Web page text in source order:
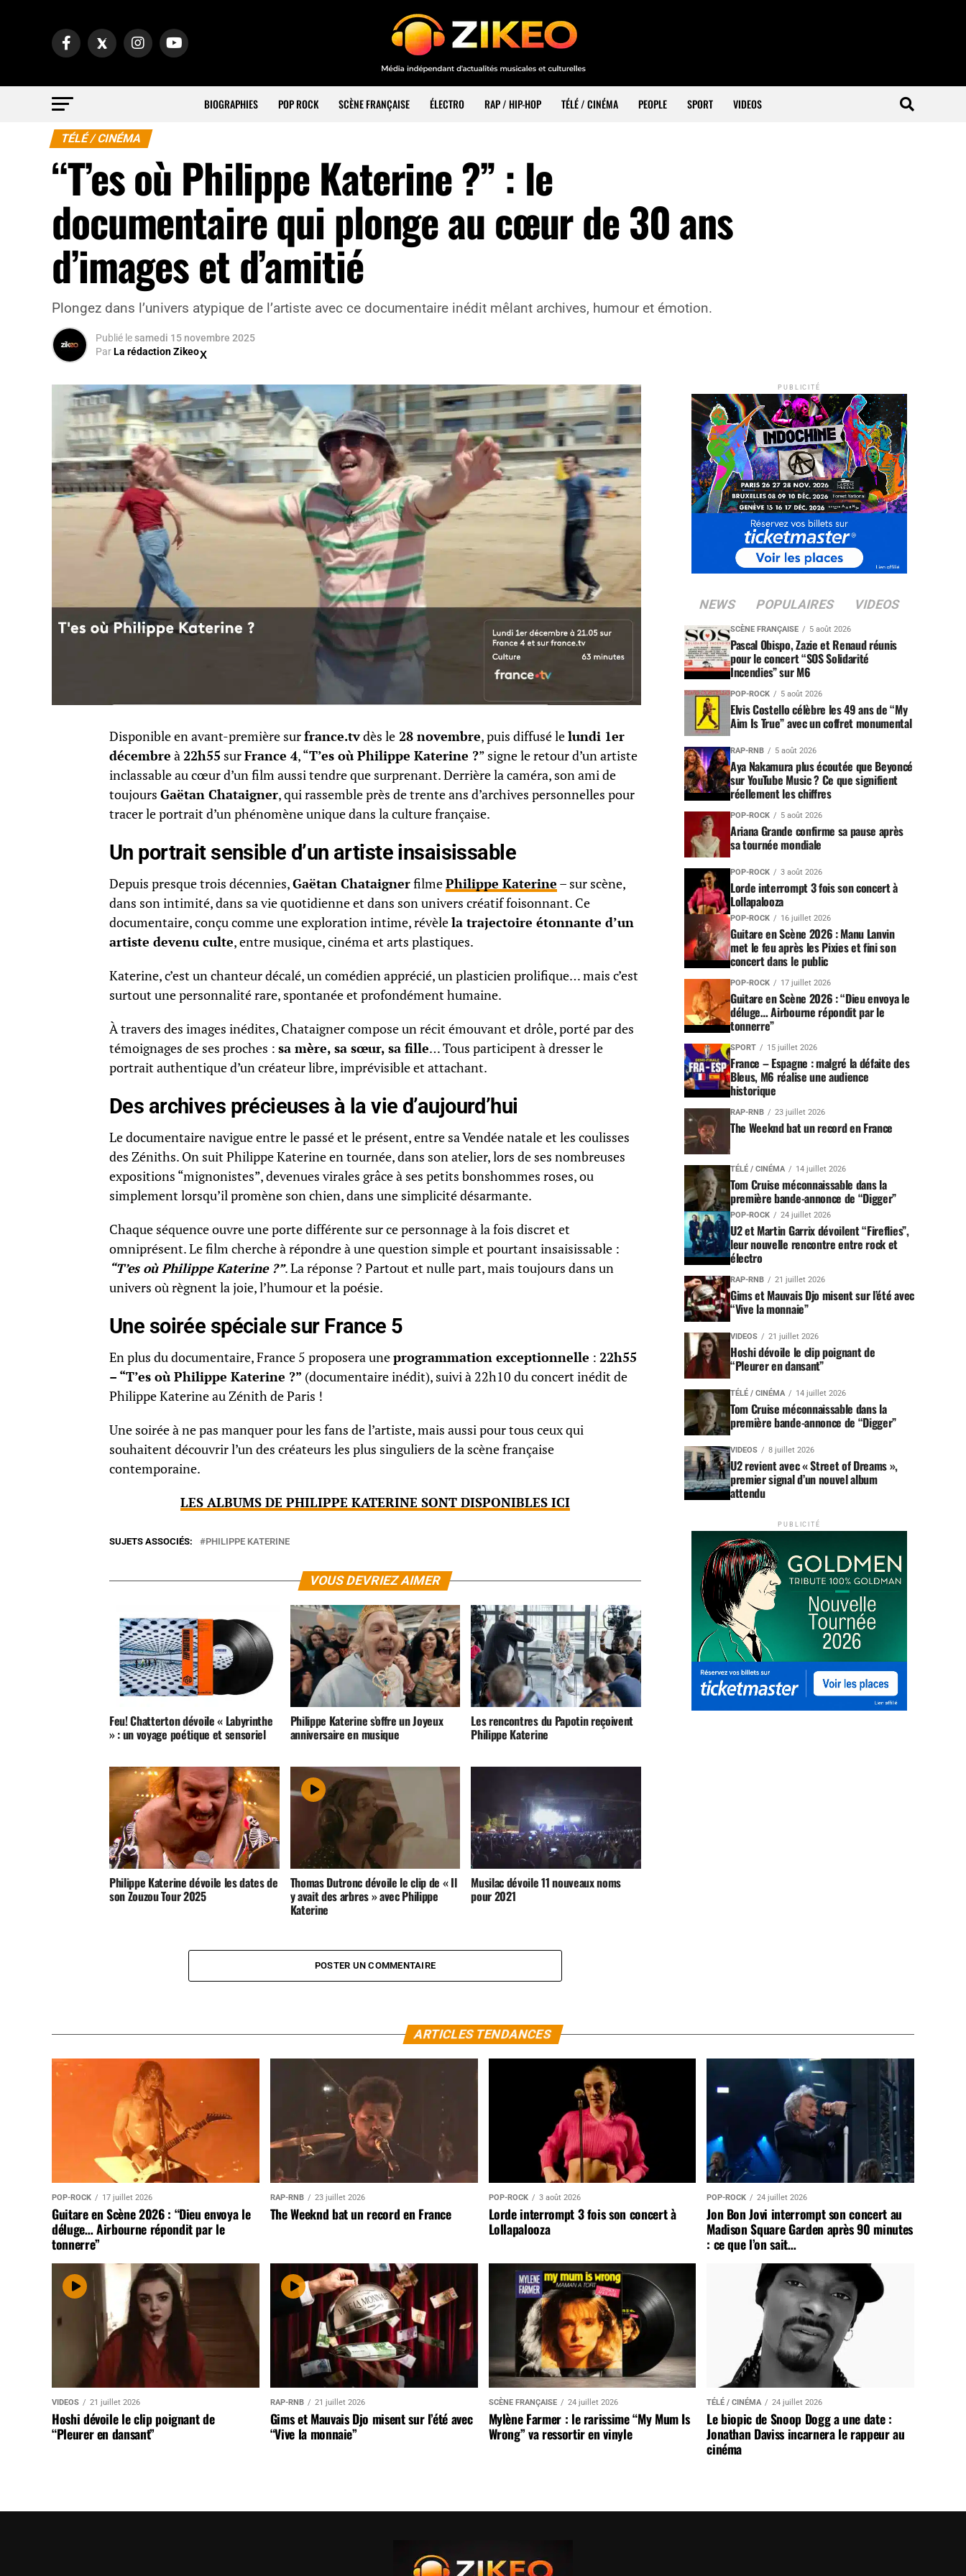
BIOGRAPHIES POP ROCK SCÈNE FRANÇAISE ÉLECTRO RAP / HIP-HOP TÉLÉ / CINÉMA PEOPLE SPORT VIDEOS
TÉLÉ / CINÉMA
“T’es où Philippe Katerine ?” : le
documentaire qui plonge au cœur de 30 ans
d’images et d’amitié
Plongez dans l’univers atypique de l’artiste avec ce documentaire inédit mêlant archives, humour et émotion.
Publié lesamedi 15 novembre 2025
ParLa rédaction Zikeo
Disponible en avant-première surfrance.tvdès le 28 novembre, puis diffusé lelundi 1er
décembre à22h55 surFrance 4, “T’es où Philippe Katerine ?” signe le retour d’un artiste
inclassable au cœur d’un film aussi tendre que surprenant. Derrière la caméra, son ami de
toujours Gaëtan Chataigner, qui rassemble près de trente ans d’archives personnelles pour
tracer le portrait d’un phénomène unique dans la culture française.
Un portrait sensible d’un artiste insaisissable
Depuis presque trois décennies,Gaëtan ChataignerfilmePhilippe Katerine – sur scène,
dans son intimité, dans sa vie quotidienne et dans son univers créatif foisonnant. Ce
documentaire, conçu comme une exploration intime, révèlela trajectoire étonnante d’un
artiste devenu culte, entre musique, cinéma et arts plastiques.
Katerine, c’est un chanteur décalé, un comédien apprécié, un plasticien prolifique… mais c’est
surtout une personnalité rare, spontanée et profondément humaine.
À travers des images inédites, Chataigner compose un récit émouvant et drôle, porté par des
témoignages de ses proches : sa mère, sa sœur, sa fille… Tous participent à dresser le
portrait authentique d’un créateur libre, imprévisible et attachant.
Des archives précieuses à la vie d’aujourd’hui
Le documentaire navigue entre le passé et le présent, entre sa Vendée natale et les coulisses
des Zéniths. On suit Philippe Katerine en tournée, dans son atelier, lors de ses nombreuses
expositions “mignonistes”, devenues virales grâce à ses petits bonshommes roses, ou
simplement lorsqu’il promène son chien, dans une simplicité désarmante.
Chaque séquence ouvre une porte différente sur ce personnage à la fois discret et
omniprésent. Le film cherche à répondre à une question simple et pourtant insaisissable :
“T’es où Philippe Katerine ?”. La réponse ? Partout et nulle part, mais toujours dans un
univers où règnent la joie, l’humour et la poésie.
Une soirée spéciale sur France 5
En plus du documentaire, France 5 proposera uneprogrammation exceptionnelle : 22h55
– “T’es où Philippe Katerine ?” (documentaire inédit), suivi à 22h10 du concert inédit de
Philippe Katerine au Zénith de Paris !
Une soirée à ne pas manquer pour les fans de l’artiste, mais aussi pour tous ceux qui
souhaitent découvrir l’un des créateurs les plus singuliers de la scène française
contemporaine.
LES ALBUMS DE PHILIPPE KATERINE SONT DISPONIBLES ICI
SUJETS ASSOCIÉS: PHILIPPE KATERINE
VOUS DEVRIEZ AIMER
Feu! Chatterton dévoile « Labyrinthe
» : un voyage poétique et sensoriel
Philippe Katerine s’offre un Joyeux
anniversaire en musique
Les rencontres du Papotin reçoivent
Philippe Katerine
Philippe Katerine dévoile les dates de
son Zouzou Tour 2025
Thomas Dutronc dévoile le clip de « Il
y avait des arbres » avec Philippe
Katerine
Musilac dévoile 11 nouveaux noms
pour 2021
POSTER UN COMMENTAIRE
PUBLICITÉ
NEWS POPULAIRES VIDEOS
SCÈNE FRANÇAISE 5 août 2026
Pascal Obispo, Zazie et Renaud réunis
pour le concert “SOS Solidarité
Incendies” sur M6
POP-ROCK 5 août 2026
Elvis Costello célèbre les 49 ans de “My
Aim Is True” avec un coffret monumental
RAP-RNB 5 août 2026
Aya Nakamura plus écoutée que Beyoncé
sur YouTube Music ? Ce que signifient
réellement les chiffres
POP-ROCK 5 août 2026
Ariana Grande confirme sa pause après
sa tournée mondiale
POP-ROCK 3 août 2026
Lorde interrompt 3 fois son concert à
Lollapalooza
POP-ROCK 16 juillet 2026
Guitare en Scène 2026 : Manu Lanvin
met le feu après les Pixies et fini son
concert dans le public
POP-ROCK 17 juillet 2026
Guitare en Scène 2026 : “Dieu envoya le
déluge… Airbourne répondit par le
tonnerre”
SPORT 15 juillet 2026
France – Espagne : malgré la défaite des
Bleus, M6 réalise une audience
historique
RAP-RNB 23 juillet 2026
The Weeknd bat un record en France
TÉLÉ / CINÉMA 14 juillet 2026
Tom Cruise méconnaissable dans la
première bande-annonce de “Digger”
POP-ROCK 24 juillet 2026
U2 et Martin Garrix dévoilent “Fireflies”,
leur nouvelle rencontre entre rock et
électro
RAP-RNB 21 juillet 2026
Gims et Mauvais Djo misent sur l’été avec
“Vive la monnaie”
VIDEOS 21 juillet 2026
Hoshi dévoile le clip poignant de
“Pleurer en dansant”
TÉLÉ / CINÉMA 14 juillet 2026
Tom Cruise méconnaissable dans la
première bande-annonce de “Digger”
VIDEOS 8 juillet 2026
U2 revient avec « Street of Dreams »,
premier signal d’un nouvel album
attendu
PUBLICITÉ
ARTICLES TENDANCES
POP-ROCK 17 juillet 2026
Guitare en Scène 2026 : “Dieu envoya le
déluge… Airbourne répondit par le
tonnerre”
RAP-RNB 23 juillet 2026
The Weeknd bat un record en France
POP-ROCK 3 août 2026
Lorde interrompt 3 fois son concert à
Lollapalooza
POP-ROCK 24 juillet 2026
Jon Bon Jovi interrompt son concert au
Madison Square Garden après 90 minutes
: ce que l’on sait…
VIDEOS 21 juillet 2026
Hoshi dévoile le clip poignant de
“Pleurer en dansant”
RAP-RNB 21 juillet 2026
Gims et Mauvais Djo misent sur l’été avec
“Vive la monnaie”
SCÈNE FRANÇAISE 24 juillet 2026
Mylène Farmer : le rarissime “My Mum Is
Wrong” va ressortir en vinyle
TÉLÉ / CINÉMA 24 juillet 2026
Le biopic de Snoop Dogg a une date :
Jonathan Daviss incarnera le rappeur au
cinéma